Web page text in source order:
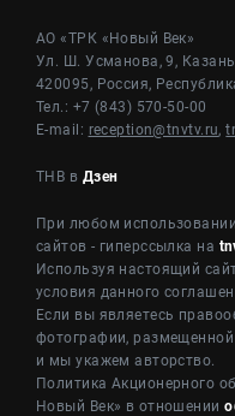
АО «ТРК «Новый Век»
Ул. Ш. Усманова, 9, Казань
420095, Россия,
Тел.: +7 (843) 570-50-00
E-mail: reception@tnvtv.ru,
ТНВ в Дзен
При любом
сайтов - гиперссылка на
Используя настоящий
условия данного
Если вы являетесь
фотографии,
и мы укажем авторство.
Политика Акционерного
Новый Век» в отношении